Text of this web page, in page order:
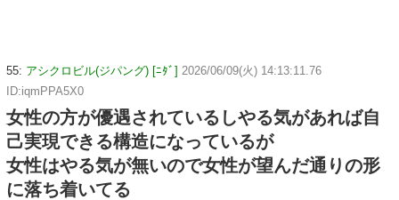
55: アシクロビル(ジパング) [ﾆﾀﾞ] 2026/06/09(火) 14:13:11.76
ID:iqmPPA5X0
女性の方が優遇されているしやる気があれば自
己実現できる構造になっているが
女性はやる気が無いので女性が望んだ通りの形
に落ち着いてる